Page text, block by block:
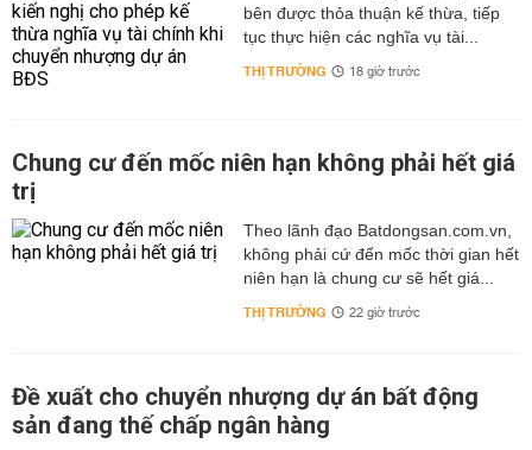
bên được thỏa thuận kế thừa, tiếp
tục thực hiện các nghĩa vụ tài...
THỊ TRƯỜNG 18 giờ trước
Chung cư đến mốc niên hạn không phải hết giá
trị
Theo lãnh đạo Batdongsan.com.vn,
không phải cứ đến mốc thời gian hết
niên hạn là chung cư sẽ hết giá...
THỊ TRƯỜNG 22 giờ trước
Đề xuất cho chuyển nhượng dự án bất động
sản đang thế chấp ngân hàng